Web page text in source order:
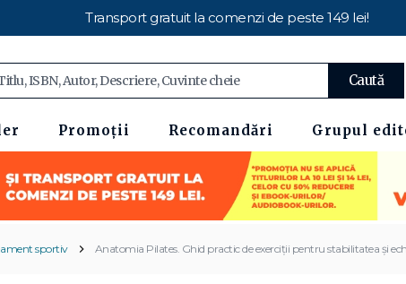
Transport gratuit la comenzi de peste 149 lei!
Caută
Promoții Recomandări Grupul
sportiv Anatomia Pilates. Ghid practic de exerciții pentru stabilitatea și